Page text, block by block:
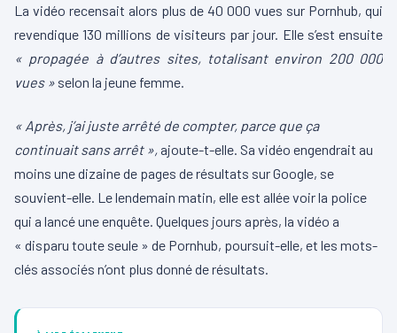
La vidéo recensait alors plus de 40 000 vues sur Pornhub, qui
revendique 130 millions de visiteurs par jour. Elle s’est ensuite
« propagée à d’autres sites, totalisant environ 200 000
vues » selon la jeune femme.
« Après, j’ai juste arrêté de compter, parce que ça
continuait sans arrêt », ajoute-t-elle. Sa vidéo engendrait au
moins une dizaine de pages de résultats sur Google, se
souvient-elle. Le lendemain matin, elle est allée voir la police
qui a lancé une enquête. Quelques jours après, la vidéo a
« disparu toute seule » de Pornhub, poursuit-elle, et les mots-
clés associés n’ont plus donné de résultats.